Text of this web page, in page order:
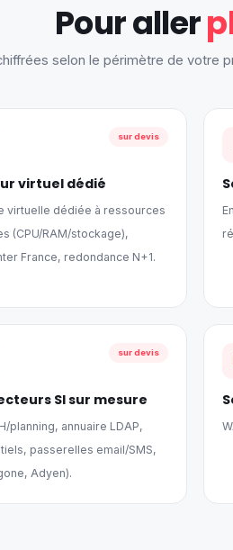
Pour aller
selon le périmètre de votre
sur devis
virtuel dédié
virtuelle dédiée à ressources
(CPU/RAM/stockage),
France, redondance N+1.
sur devis
SI sur mesure
planning, annuaire LDAP,
passerelles email/SMS,
Adyen).